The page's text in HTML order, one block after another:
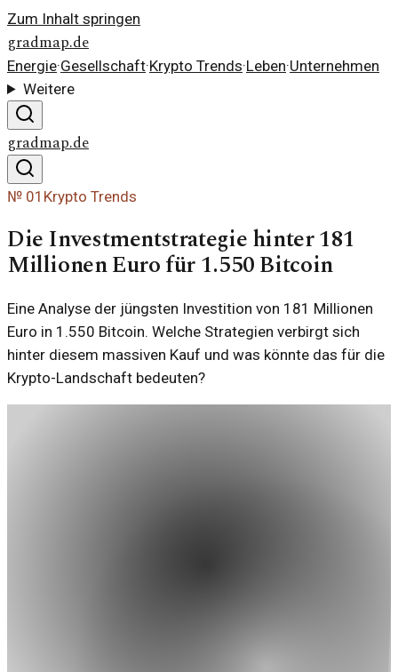
Zum Inhalt springen
gradmap.de
Energie·Gesellschaft·Krypto Trends·Leben·Unternehmen
Weitere
gradmap.de
№ 01 Krypto Trends
Die Investmentstrategie hinter 181
Millionen Euro für 1.550 Bitcoin
Eine Analyse der jüngsten Investition von 181 Millionen
Euro in 1.550 Bitcoin. Welche Strategien verbirgt sich
hinter diesem massiven Kauf und was könnte das für die
Krypto-Landschaft bedeuten?